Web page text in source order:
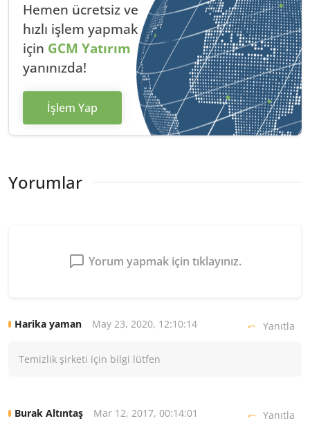
Hemen ücretsiz ve
hızlı işlem yapmak
için GCM Yatırım
yanınızda!
İşlem Yap
Yorumlar
Yorum yapmak için tıklayınız.
Harika yaman May 23, 2020, 12:10:14
Temizlik şirketi için bilgi lütfen
Yanıtla
Burak Altıntaş Mar 12, 2017, 00:14:01 Yanıtla